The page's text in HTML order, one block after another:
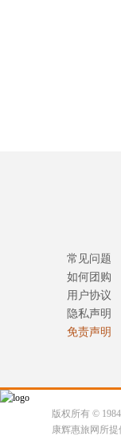
常见问题
如何团购
用户协议
隐私声明
免责声明
版权所有 ©
康辉惠旅网所